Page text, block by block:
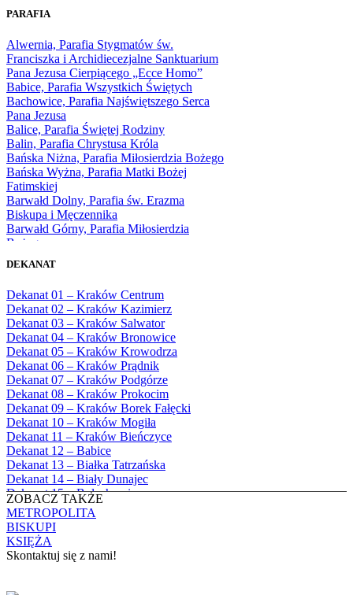
1966
1968
1969
1970
1971
1972
1973
1974
1975
1976
1977
1978
1979
1980
1981
1983
1985
1986
1987
1988
1989
1990
1991
1992
1993
1994
1995
1996
1997
1998
1999
2000
2001
2002
2003
2004
PARAFIA
Alwernia, Parafia Stygmatów św.
Franciszka i Archidiecezjalne Sanktuarium
Pana Jezusa Cierpiącego „Ecce Homo”
Babice, Parafia Wszystkich Świętych
Bachowice, Parafia Najświętszego Serca
Pana Jezusa
Balice, Parafia Świętej Rodziny
Balin, Parafia Chrystusa Króla
Bańska Niżna, Parafia Miłosierdzia Bożego
Bańska Wyżna, Parafia Matki Bożej
Fatimskiej
Barwałd Dolny, Parafia św. Erazma
Biskupa i Męczennika
Barwałd Górny, Parafia Miłosierdzia
Bożego
Bęczarka, Parafia Matki Boskiej
Będkowice, Parafia Najświętszej Maryi
Panny Królowej
Białka Górna, Parafia Matki Bożej
Królowej Rodzin
Białka Tatrzańska, Parafia Świętych
Apostołów Szymona i Judy Tadeusza
Biały Dunajec, Parafia Matki Bożej
Królowej Aniołów
Biały Kościół, Parafia św. Mikołaja
Bibice, Parafia Matki Bożej Nieustającej
Pomocy
Bieńkówka, Parafia Przenajświętszej Trójcy
Biertowice, Parafia Matki Bożej
Różańcowej
Biórków Wielki, Parafia Wniebowzięcia
NMP
Biskupice, Parafia św. Marcina
Bobrek, Parafia Przenajświętszej Trójcy
Bodzanów, Parafia Świętych Apostołów
DEKANAT
Dekanat 01 – Kraków Centrum
Dekanat 02 – Kraków Kazimierz
Dekanat 03 – Kraków Salwator
Dekanat 04 – Kraków Bronowice
Dekanat 05 – Kraków Krowodrza
Dekanat 06 – Kraków Prądnik
Dekanat 07 – Kraków Podgórze
Dekanat 08 – Kraków Prokocim
Dekanat 09 – Kraków Borek Fałęcki
Dekanat 10 – Kraków Mogiła
Dekanat 11 – Kraków Bieńczyce
Dekanat 12 – Babice
Dekanat 13 – Białka Tatrzańska
Dekanat 14 – Biały Dunajec
Dekanat 15 – Bolechowice
Dekanat 16 – Chrzanów
Dekanat 17 – Czarny Dunajec
Dekanat 18 – Czernichów
Dekanat 19 – Dobczyce
Dekanat 20 – Jabłonka
ZOBACZ TAKŻE
METROPOLITA
BISKUPI
KSIĘŻA
Skontaktuj się z nami!